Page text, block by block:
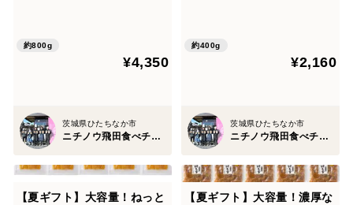
約800g
¥4,350
茨城県ひたちなか市
ニチノウ飛田食べチョク店
約400g
¥2,160
茨城県ひたちなか市
ニチノウ飛田食べチョク店
【夏ギフト】大容量！ねっと
【夏ギフト】大容量！濃厚な